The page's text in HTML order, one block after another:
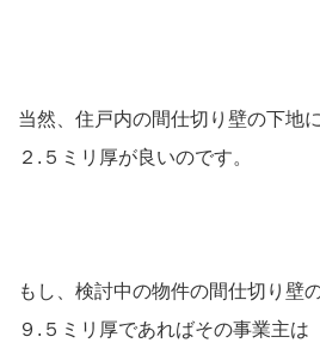
当然、住戸内の間仕切り壁の下地
２.５ミリ厚が良いのです。
もし、検討中の物件の間仕切り壁
９.５ミリ厚であればその事業主は